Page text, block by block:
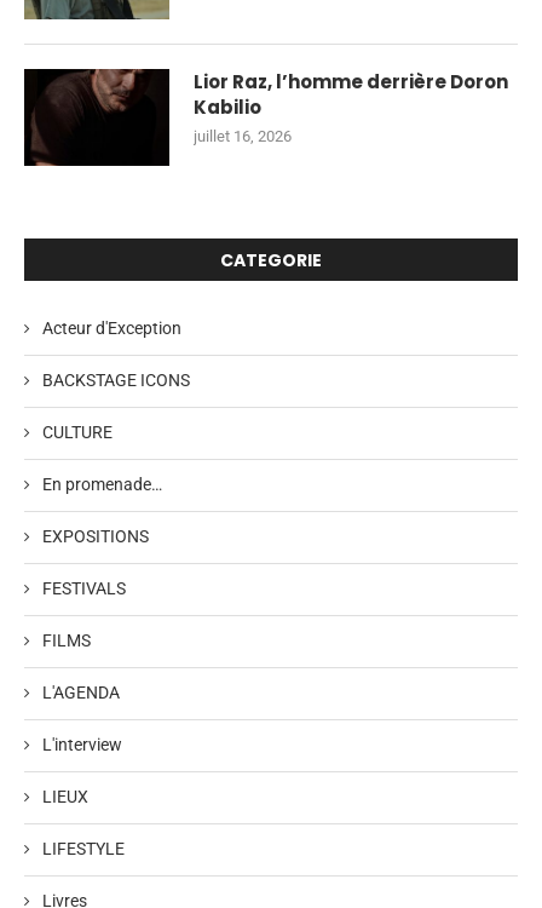
Lior Raz, l’homme derrière Doron
Kabilio
juillet 16, 2026
CATEGORIE
Acteur d'Exception
BACKSTAGE ICONS
CULTURE
En promenade…
EXPOSITIONS
FESTIVALS
FILMS
L'AGENDA
L'interview
LIEUX
LIFESTYLE
Livres